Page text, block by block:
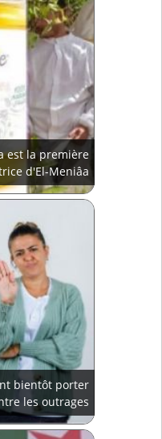
est la première
d'El-Meniâa
bientôt porter
les outrages